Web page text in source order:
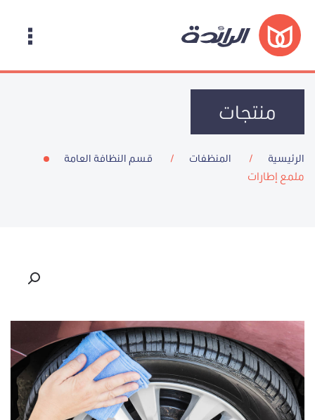
منتجات
الرئيسية المنظفات قسم النظافة العامة
ملمع إطارات